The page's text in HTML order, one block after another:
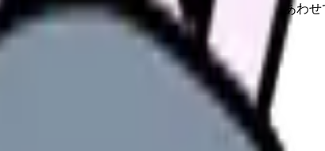
件は公的機関・勤務先・各サービス公式情報もあわせ